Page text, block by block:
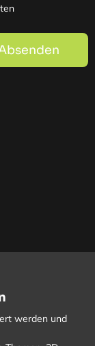
werden und